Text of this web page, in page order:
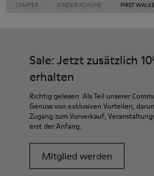
CAMPER KINDER SCHUHE FIRST
Sale: Jetzt zusätzlich
erhalten
Richtig gelesen. Als Teil unserer
Genuss von exklusiven Vorteilen,
Zugang zum Vorverkauf,
erst der Anfang.
Mitglied werden